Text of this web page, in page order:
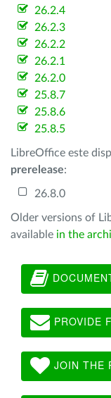
26.2.4
26.2.3
26.2.2
26.2.1
26.2.0
25.8.7
25.8.6
25.8.5
LibreOffice este
prerelease:
26.8.0
Older versions of
available in the
PROVIDE
JOIN THE